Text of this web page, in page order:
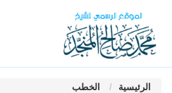
الرئيسية الخطب